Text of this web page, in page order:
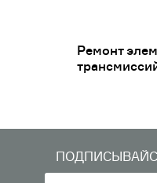
Ремонт